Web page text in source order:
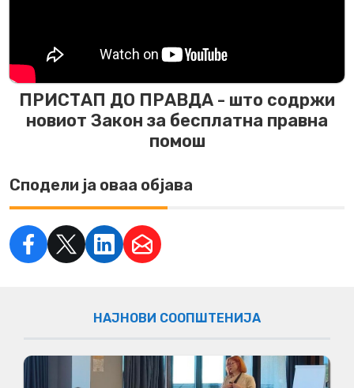
ПРИСТАП ДО ПРАВДА - што содржи
новиот Закон за бесплатна правна
помош
Сподели ја оваа објава
НАЈНОВИ СООПШТЕНИЈА